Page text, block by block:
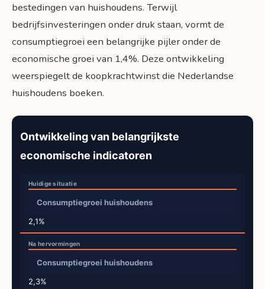
bestedingen van huishoudens. Terwijl
bedrijfsinvesteringen onder druk staan, vormt de
consumptiegroei een belangrijke pijler onder de
economische groei van 1,4%. Deze ontwikkeling
weerspiegelt de koopkrachtwinst die Nederlandse
huishoudens boeken.
Ontwikkeling van belangrijkste
economische indicatoren
Consumptiegroei huishoudens
2,1%
Consumptiegroei huishoudens
2,3%